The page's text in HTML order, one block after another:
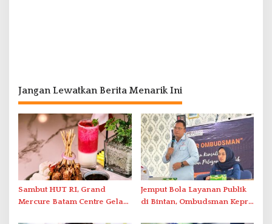
Jangan Lewatkan Berita Menarik Ini
Sambut HUT RI, Grand
Mercure Batam Centre Gelar
Jemput Bola Layanan Publik
di Bintan, Ombudsman Kepri